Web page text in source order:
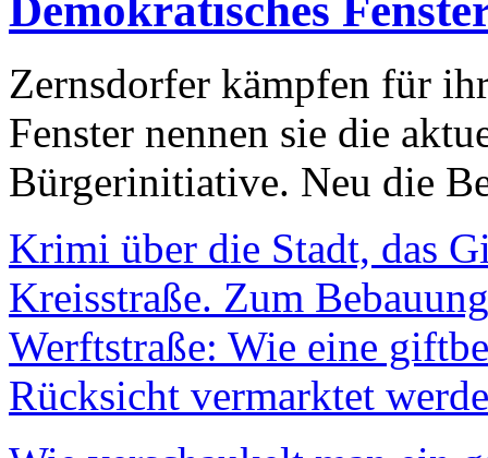
Demokratisches
Zernsdorfer kämpfen für
Fenster nennen sie die
Bürgerinitiative. Neu die
Krimi über die Stadt, das
Kreisstraße. Zum
Werftstraße: Wie eine
Rücksicht vermarktet